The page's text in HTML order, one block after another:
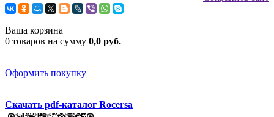
Ваша корзина
0 товаров на сумму 0,0 руб.
Оформить покупку
Скачать pdf-каталог Rocersa